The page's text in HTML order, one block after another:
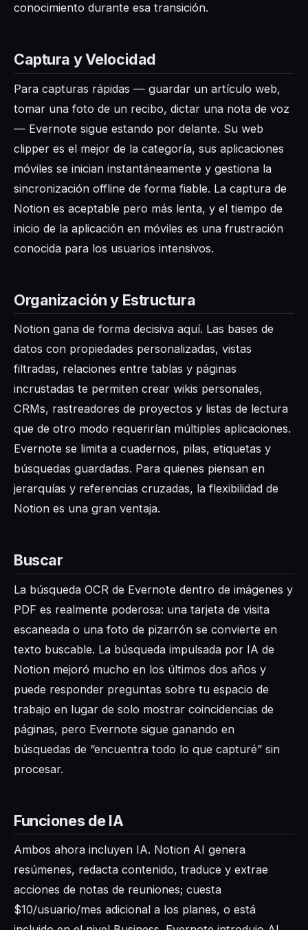
conocimiento durante esa transición.
Captura y Velocidad
Para capturas rápidas — guardar un artículo web,
tomar una foto de un recibo, dictar una nota de voz
— Evernote sigue estando por delante. Su web
clipper es el mejor de la categoría, sus aplicaciones
móviles se inician instantáneamente y gestiona la
sincronización offline de forma fiable. La captura de
Notion es aceptable pero más lenta, y el tiempo de
inicio de la aplicación en móviles es una frustración
conocida para los usuarios intensivos.
Organización y Estructura
Notion gana de forma decisiva aquí. Las bases de
datos con propiedades personalizadas, vistas
filtradas, relaciones entre tablas y páginas
incrustadas te permiten crear wikis personales,
CRMs, rastreadores de proyectos y listas de lectura
que de otro modo requerirían múltiples aplicaciones.
Evernote se limita a cuadernos, pilas, etiquetas y
búsquedas guardadas. Para quienes piensan en
jerarquías y referencias cruzadas, la flexibilidad de
Notion es una gran ventaja.
Buscar
La búsqueda OCR de Evernote dentro de imágenes y
PDF es realmente poderosa: una tarjeta de visita
escaneada o una foto de pizarrón se convierte en
texto buscable. La búsqueda impulsada por IA de
Notion mejoró mucho en los últimos dos años y
puede responder preguntas sobre tu espacio de
trabajo en lugar de solo mostrar coincidencias de
páginas, pero Evernote sigue ganando en
búsquedas de “encuentra todo lo que capturé” sin
procesar.
Funciones de IA
Ambos ahora incluyen IA. Notion AI genera
resúmenes, redacta contenido, traduce y extrae
acciones de notas de reuniones; cuesta
$10/usuario/mes adicional a los planes, o está